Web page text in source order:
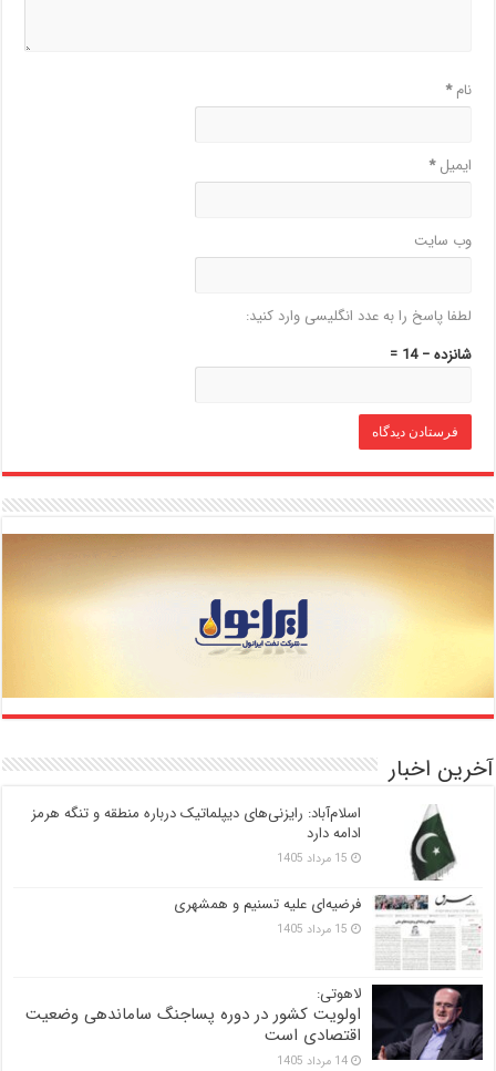
نام*
ایمیل*
وب‌ سایت
لطفا پاسخ را به عدد انگلیسی وارد کنید:
شانزده − 14 =
آخرین اخبار
اسلام‌آباد: رایزنی‌های دیپلماتیک درباره منطقه و تنگه هرمز
ادامه دارد
15 مرداد 1405
فرضیه‌ای علیه تسنیم و همشهری
15 مرداد 1405
لاهوتی:
اولویت کشور در دوره پساجنگ ساماندهی وضعیت
اقتصادی است
14 مرداد 1405